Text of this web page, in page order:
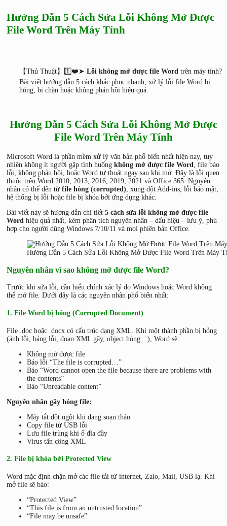
Hướng Dẫn 5 Cách Sửa Lỗi Không Mở Được
File Word Trên Máy Tính
【Thủ Thuật】1️⃣❤️➤ Lỗi không mở được file Word trên máy tính?
Bài viết hướng dẫn 5 cách khắc phục nhanh, xử lý lỗi file Word bị
hỏng, bị chặn hoặc không phản hồi hiệu quả.
Hướng Dẫn 5 Cách Sửa Lỗi Không Mở Được
File Word Trên Máy Tính
Microsoft Word là phần mềm xử lý văn bản phổ biến nhất hiện nay, tuy
nhiên không ít người gặp tình huống không mở được file Word , file báo
lỗi, không phản hồi, hoặc Word tự thoát ngay sau khi mở. Đây là lỗi quen
thuộc trên Word 2010, 2013, 2016, 2019, 2021 và Office 365. Nguyên
nhân có thể đến từ file hỏng (corrupted) , xung đột Add-ins, lỗi bảo mật,
hệ thống bị lỗi hoặc file bị khóa bởi ứng dụng khác.
Bài viết này sẽ hướng dẫn chi tiết 5 cách sửa lỗi không mở được file
Word hiệu quả nhất, kèm phân tích nguyên nhân – dấu hiệu – lưu ý, phù
hợp cho người dùng Windows 7/10/11 và mọi phiên bản Office.
Hướng Dẫn 5 Cách Sửa Lỗi Không Mở Được File Word Trên Máy
Nguyên nhân vì sao không mở được file Word?
Trước khi sửa lỗi, cần hiểu chính xác lý do Windows hoặc Word không
thể mở file. Dưới đây là các nguyên nhân phổ biến nhất:
1. File Word bị hỏng (Corrupted Document)
File .doc hoặc .docx có cấu trúc dạng XML. Khi một thành phần bị hỏng
(ảnh lỗi, bảng lỗi, đoạn XML gãy, object hỏng…), Word sẽ:
Không mở được file
Báo lỗi “The file is corrupted…”
Báo “Word cannot open the file because there are problems with
the contents”
Báo “Unreadable content”
Nguyên nhân gây hỏng file:
Máy tắt đột ngột khi đang soạn thảo
Copy file từ USB lỗi
Lưu file trùng khi ổ đĩa đầy
Virus tấn công XML
2. File bị khóa bởi Protected View
Word mặc định chặn mở các file tải từ internet, Zalo, Mail, USB lạ. Khi
mở file sẽ báo:
“Protected View”
“This file is from an untrusted location”
“File may be unsafe”